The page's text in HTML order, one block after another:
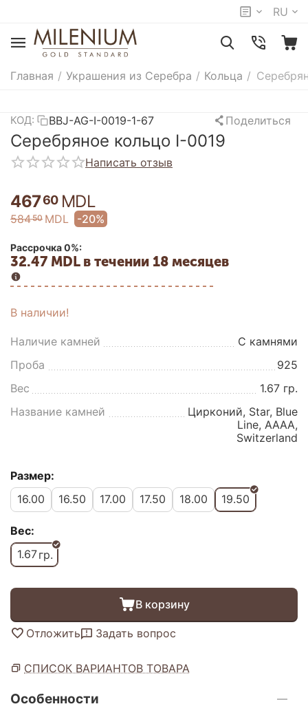
RU
Главная / Украшения из Серебра / Кольца /
КОД: BBJ-AG-I-0019-1-67 Поделиться
Серебряное кольцо I-0019
Написать отзыв
46760 MDL
58450 MDL -20%
Рассрочка 0%:
32.47 MDL в течении 18 месяцев
В наличии!
Наличие камней
С камнями
Проба
925
Вес
1.67 гр.
Название камней
Цирконий, Star, Blue
Line, AAAA,
Switzerland
Размер:
16.00
16.50 17.00 17.50 18.00 19.50
Вес:
1.67гр.
В корзину
Отложить Задать вопрос
СПИСОК ВАРИАНТОВ ТОВАРА
Особенности